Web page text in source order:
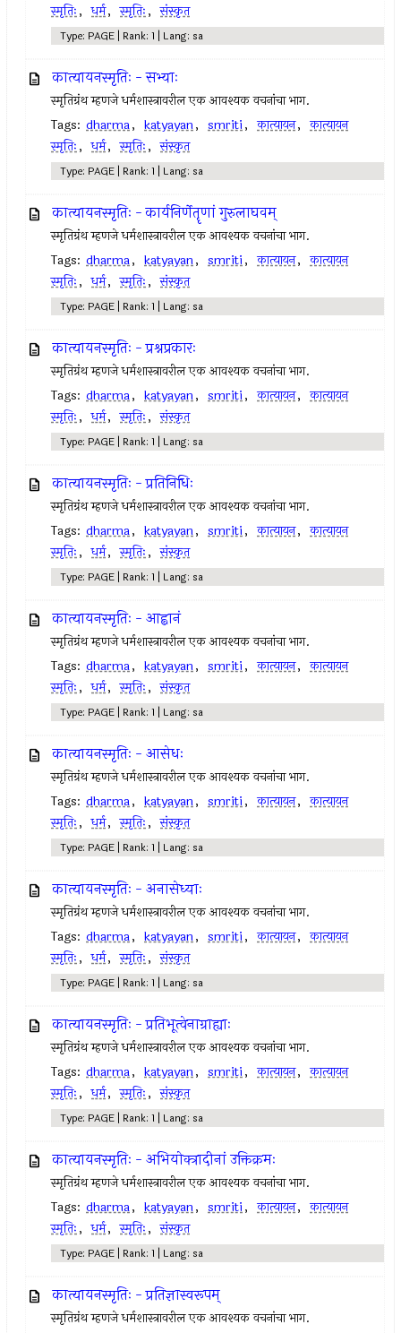
स्मृतिः, धर्म, स्मृतिः, संस्कृत
Type: PAGE | Rank: 1 | Lang: sa
कात्यायनस्मृतिः - सभ्याः
स्मृतिग्रंथ म्हणजे धर्मशास्त्रावरील एक आवश्यक वचनांचा भाग.
Tags: dharma, katyayan, smriti, कात्यायन, कात्यायन
स्मृतिः, धर्म, स्मृतिः, संस्कृत
Type: PAGE | Rank: 1 | Lang: sa
कात्यायनस्मृतिः - कार्यनिर्णेतॄणां गुरुलाघवम्
स्मृतिग्रंथ म्हणजे धर्मशास्त्रावरील एक आवश्यक वचनांचा भाग.
Tags: dharma, katyayan, smriti, कात्यायन, कात्यायन
स्मृतिः, धर्म, स्मृतिः, संस्कृत
Type: PAGE | Rank: 1 | Lang: sa
कात्यायनस्मृतिः - प्रश्नप्रकारः
स्मृतिग्रंथ म्हणजे धर्मशास्त्रावरील एक आवश्यक वचनांचा भाग.
Tags: dharma, katyayan, smriti, कात्यायन, कात्यायन
स्मृतिः, धर्म, स्मृतिः, संस्कृत
Type: PAGE | Rank: 1 | Lang: sa
कात्यायनस्मृतिः - प्रतिनिधिः
स्मृतिग्रंथ म्हणजे धर्मशास्त्रावरील एक आवश्यक वचनांचा भाग.
Tags: dharma, katyayan, smriti, कात्यायन, कात्यायन
स्मृतिः, धर्म, स्मृतिः, संस्कृत
Type: PAGE | Rank: 1 | Lang: sa
कात्यायनस्मृतिः - आह्वानं
स्मृतिग्रंथ म्हणजे धर्मशास्त्रावरील एक आवश्यक वचनांचा भाग.
Tags: dharma, katyayan, smriti, कात्यायन, कात्यायन
स्मृतिः, धर्म, स्मृतिः, संस्कृत
Type: PAGE | Rank: 1 | Lang: sa
कात्यायनस्मृतिः - आसेधः
स्मृतिग्रंथ म्हणजे धर्मशास्त्रावरील एक आवश्यक वचनांचा भाग.
Tags: dharma, katyayan, smriti, कात्यायन, कात्यायन
स्मृतिः, धर्म, स्मृतिः, संस्कृत
Type: PAGE | Rank: 1 | Lang: sa
कात्यायनस्मृतिः - अनासेध्याः
स्मृतिग्रंथ म्हणजे धर्मशास्त्रावरील एक आवश्यक वचनांचा भाग.
Tags: dharma, katyayan, smriti, कात्यायन, कात्यायन
स्मृतिः, धर्म, स्मृतिः, संस्कृत
Type: PAGE | Rank: 1 | Lang: sa
कात्यायनस्मृतिः - प्रतिभूत्वेनाग्राह्याः
स्मृतिग्रंथ म्हणजे धर्मशास्त्रावरील एक आवश्यक वचनांचा भाग.
Tags: dharma, katyayan, smriti, कात्यायन, कात्यायन
स्मृतिः, धर्म, स्मृतिः, संस्कृत
Type: PAGE | Rank: 1 | Lang: sa
कात्यायनस्मृतिः - अभियोक्त्रादीनां उक्तिक्रमः
स्मृतिग्रंथ म्हणजे धर्मशास्त्रावरील एक आवश्यक वचनांचा भाग.
Tags: dharma, katyayan, smriti, कात्यायन, कात्यायन
स्मृतिः, धर्म, स्मृतिः, संस्कृत
Type: PAGE | Rank: 1 | Lang: sa
कात्यायनस्मृतिः - प्रतिज्ञास्वरूपम्
स्मृतिग्रंथ म्हणजे धर्मशास्त्रावरील एक आवश्यक वचनांचा भाग.